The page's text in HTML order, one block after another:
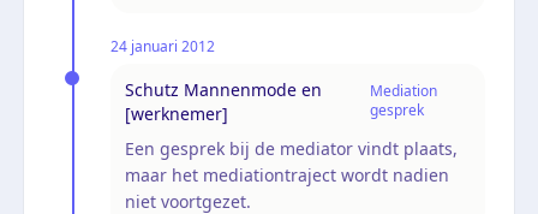
24 januari 2012
Schutz Mannenmode en
[werknemer]
Mediation
gesprek
Een gesprek bij de mediator vindt plaats,
maar het mediationtraject wordt nadien
niet voortgezet.